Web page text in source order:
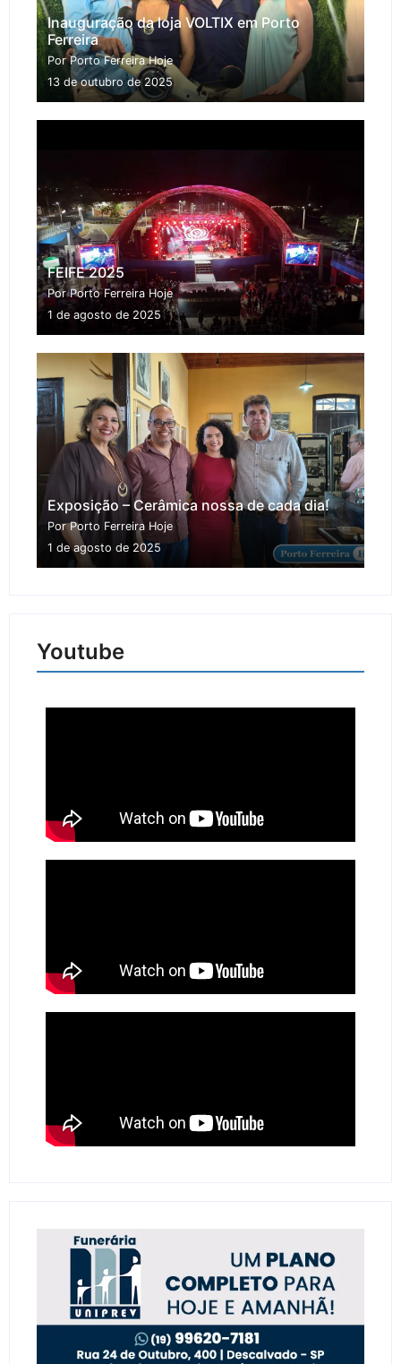
Inauguração da loja VOLTIX em Porto
Ferreira
Por Porto Ferreira Hoje
13 de outubro de 2025
FEIFE 2025
Por Porto Ferreira Hoje
1 de agosto de 2025
Exposição – Cerâmica nossa de cada dia!
Por Porto Ferreira Hoje
1 de agosto de 2025
Youtube